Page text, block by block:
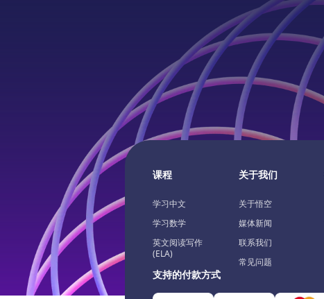
课程
学习中文
学习数学
英文阅读写作
(ELA)
关于我们
关于悟空
媒体新闻
联系我们
常见问题
支持的付款方式